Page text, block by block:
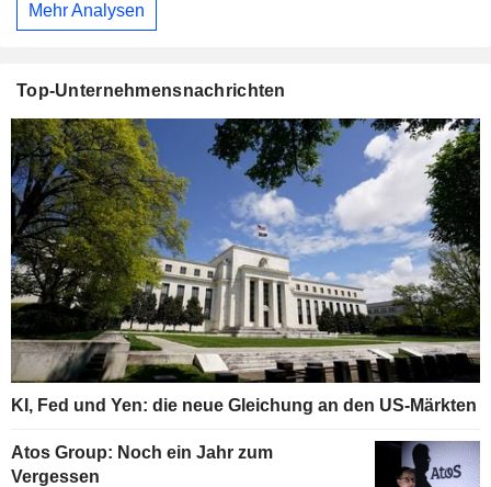
Mehr Analysen
Top-Unternehmensnachrichten
KI, Fed und Yen: die neue Gleichung an den US-Märkten
Atos Group: Noch ein Jahr zum
Vergessen